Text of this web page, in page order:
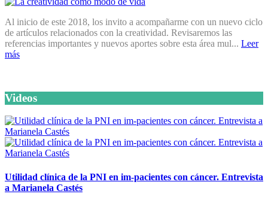
Al inicio de este 2018, los invito a acompañarme con un nuevo ciclo
de artículos relacionados con la creatividad. Revisaremos las
referencias importantes y nuevos aportes sobre esta área mul... Leer
más
Videos
Utilidad clínica de la PNI en im-pacientes con cáncer. Entrevista
a Marianela Castés